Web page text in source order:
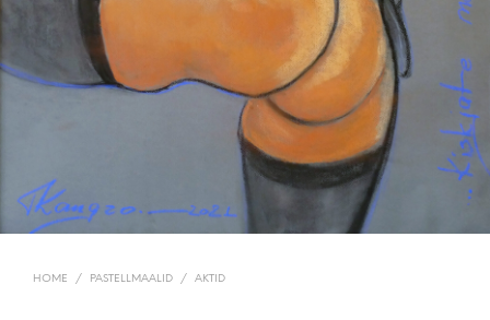
HOME / PASTELLMAALID / AKTID